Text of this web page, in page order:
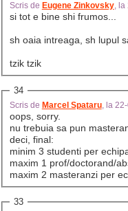
Scris de Eugene Zinkovsky, la
si tot e bine shi frumos...
sh oaia intreaga, sh lupul
tzik tzik
34
Scris de Marcel Spataru, la
oops, sorry.
nu trebuia sa pun
deci, final:
minim 3 studenti per
maxim 1 prof/doctorand/
maxim 2 masteranzi per
33